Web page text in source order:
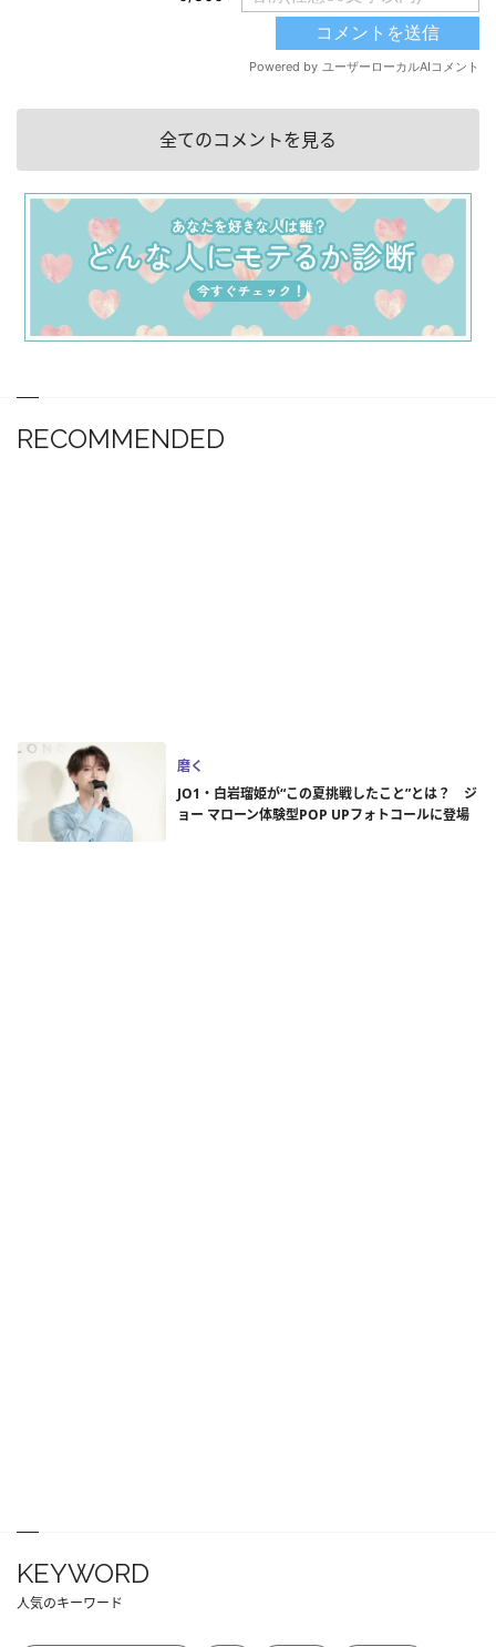
全てのコメントを見る
RECOMMENDED
磨く
JO1・白岩瑠姫が“この夏挑戦したこと”とは？ ジ
ョー マローン体験型POP UPフォトコールに登場
KEYWORD
人気のキーワード